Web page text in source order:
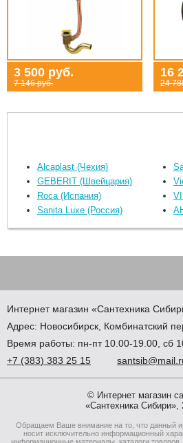
3 500 руб.
7 146 руб.
16
24
Alcaplast (Чехия)
GEBERIT (Швейцария)
Roca (Испания)
Sanita Luxe (Россия)
Интернет магазин «Сантехника
Адрес: Новосибирск Комбинатский
Время работы: пн-пт 10.00-19.00, сб
+7 (383) 383 25 15
© Интернет магазин
«Сантехника Сибири»,
Обращаем Ваше внимание на то, что данный
носит исключительно информационный